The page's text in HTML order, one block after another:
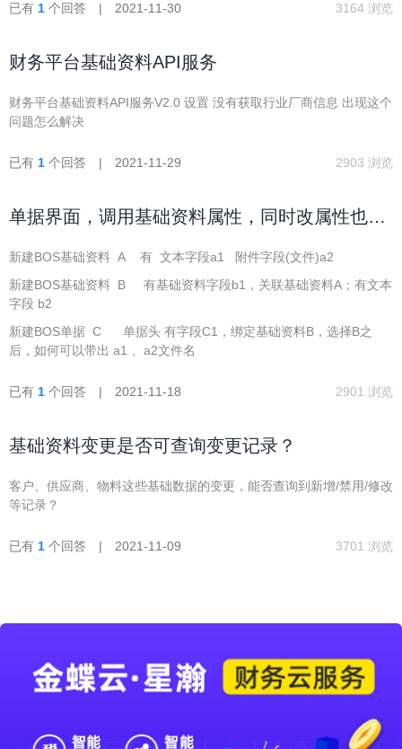
已有 1 个回答 | 2021-11-30 3164 浏览
财务平台基础资料API服务
财务平台基础资料API服务V2.0 设置 没有获取行业厂商信息 出现这个
问题怎么解决
已有 1 个回答 | 2021-11-29 2903 浏览
单据界面，调用基础资料属性，同时改属性也是
新建BOS基础资料 A 有 文本字段a1 附件字段(文件)a2
新建BOS基础资料 B 有基础资料字段b1，关联基础资料A；有文本
字段 b2
新建BOS单据 C 单据头 有字段C1，绑定基础资料B，选择B之
后，如何可以带出 a1 、a2文件名
已有 1 个回答 | 2021-11-18 2901 浏览
基础资料变更是否可查询变更记录？
客户、供应商、物料这些基础数据的变更，能否查询到新增/禁用/修改
等记录？
已有 1 个回答 | 2021-11-09 3701 浏览